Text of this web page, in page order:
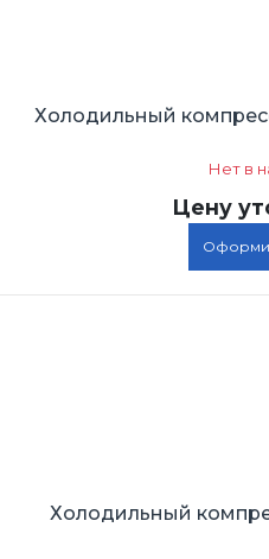
Холодильный
Нет в
Цену
Холодильный